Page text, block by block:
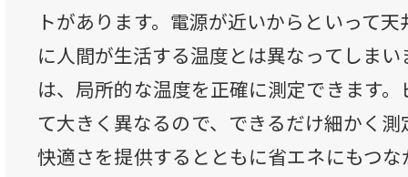
トがあります。電源が近いからといって
に人間が生活する温度とは異なってしま
は、局所的な温度を正確に測定できます
て大きく異なるので、できるだけ細かく
快適さを提供するとともに省エネにもつ